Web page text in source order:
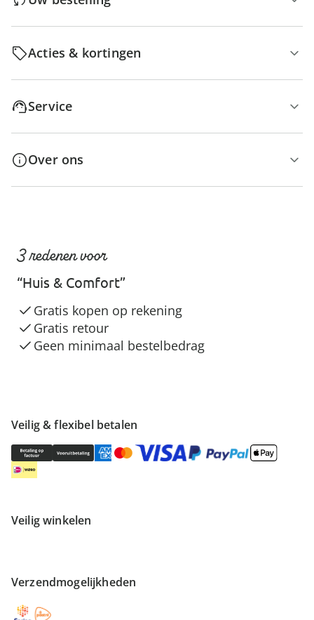
Acties & kortingen
Service
Over ons
Veilig & flexibel betalen
Veilig winkelen
Verzendmogelijkheden
3 redenen voor
“Huis & Comfort”
Gratis kopen op rekening
Gratis retour
Geen minimaal bestelbedrag